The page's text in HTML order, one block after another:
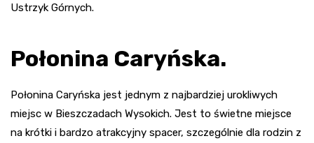
Ustrzyk Górnych.
Połonina Caryńska.
Połonina Caryńska jest jednym z najbardziej urokliwych
miejsc w Bieszczadach Wysokich. Jest to świetne miejsce
na krótki i bardzo atrakcyjny spacer, szczególnie dla rodzin z